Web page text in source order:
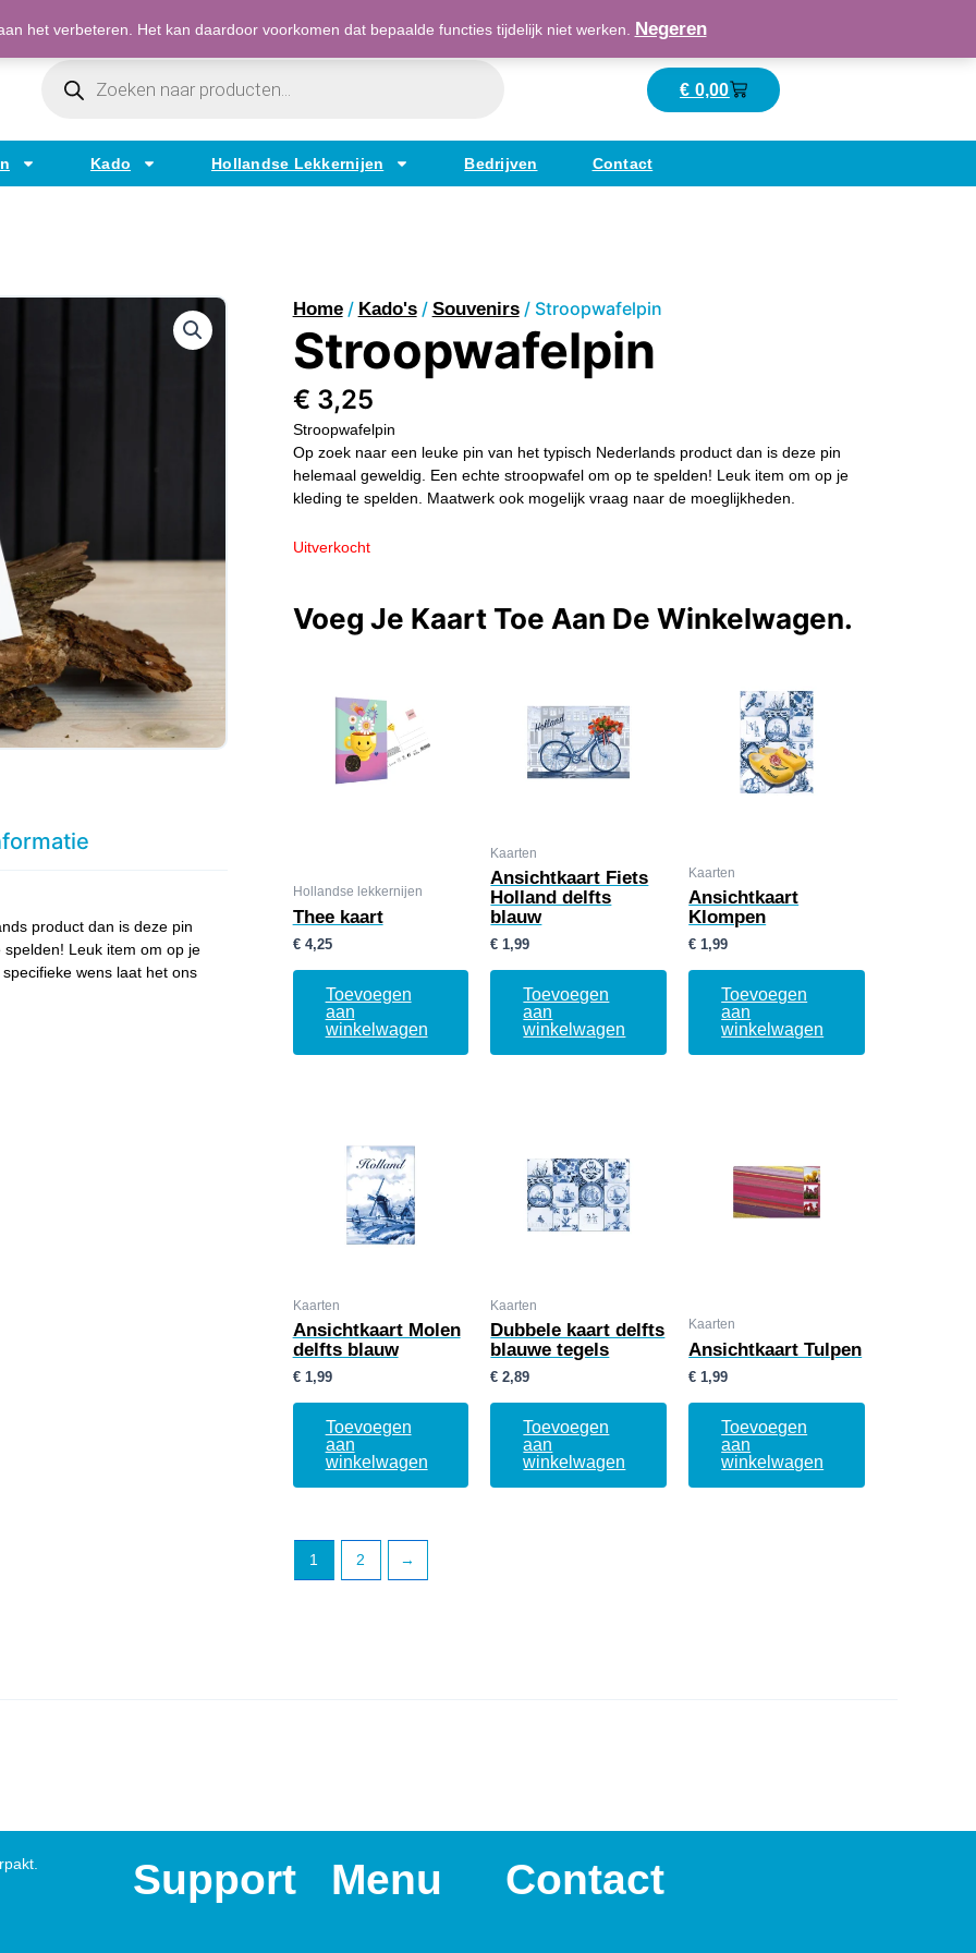
het verbeteren. Het kan daardoor voorkomen dat bepaalde functies tijdelijk niet werken. Negeren
Bestellen op factuur mogelijk voor bedrijven
Maatschappelijk verantwoord ondernemend
Producten
€ 0,00Winkelwagen
Kado Hollandse Lekkernijen Bedrijven Contact
product dan is deze pin
Leuk item om op je
wens laat het ons
Home/ Kado's/ Souvenirs/ Stroopwafelpin
Stroopwafelpin
€ 3,25
Stroopwafelpin
Op zoek naar een leuke pin van het typisch Nederlands product dan is deze pin
helemaal geweldig. Een echte stroopwafel om op te spelden! Leuk item om op je
kleding te spelden. Maatwerk ook mogelijk vraag naar de moeglijkheden.
Uitverkocht
Voeg Je Kaart Toe Aan De Winkelwagen.
Hollandse lekkernijen
Thee kaart
€4,25
Toevoegen
aan
winkelwagen
Kaarten
Ansichtkaart Fiets
Holland delfts
blauw
€ 1,99
Toevoegen
aan
winkelwagen
Kaarten
Ansichtkaart
Klompen
€ 1,99
Toevoegen
aan
winkelwagen
Kaarten
Ansichtkaart Molen
delfts blauw
€1,99
Toevoegen
aan
winkelwagen
Kaarten
Dubbele kaart delfts
blauwe tegels
€ 2,89
Toevoegen
aan
winkelwagen
Kaarten
Ansichtkaart Tulpen
€ 1,99
Toevoegen
aan
winkelwagen
1 2 →
Support Menu Contact